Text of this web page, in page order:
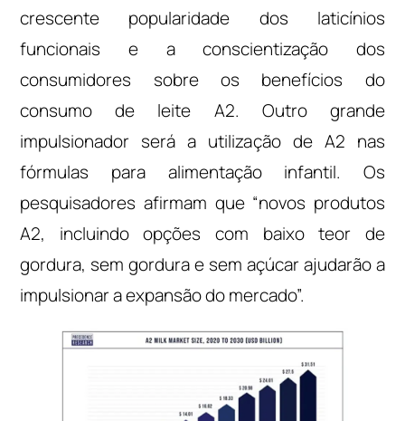
crescente popularidade dos laticínios
funcionais e a conscientização dos
consumidores sobre os benefícios do
consumo de leite A2. Outro grande
impulsionador será a utilização de A2 nas
fórmulas para alimentação infantil. Os
pesquisadores afirmam que “novos produtos
A2, incluindo opções com baixo teor de
gordura, sem gordura e sem açúcar ajudarão a
impulsionar a expansão do mercado”.